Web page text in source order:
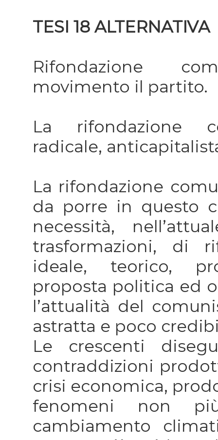
TESI 18 ALTERNATIVA
Rifondazione
movimento il partito.
La rifondazione
radicale,
La rifondazione
da porre in questo
necessità,
trasformazioni, di
ideale, teorico,
proposta politica ed
l’attualità del
astratta e poco
Le crescenti
contraddizioni
crisi economica,
fenomeni non
cambiamento